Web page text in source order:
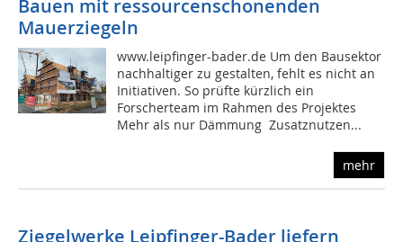
Bauen mit ressourcenschonenden
Mauerziegeln
www.leipfinger-bader.de Um den Bausektor
nachhaltiger zu gestalten, fehlt es nicht an
Initiativen. So prüfte kürzlich ein
Forscherteam im Rahmen des Projektes
Mehr als nur Dämmung  Zusatznutzen...
mehr
Ziegelwerke Leipfinger-Bader liefern